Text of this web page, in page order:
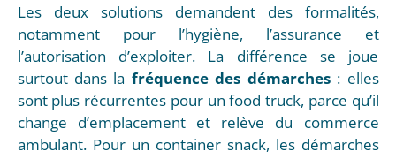
Les deux solutions demandent des formalités,
notamment pour l’hygiène, l’assurance et
l’autorisation d’exploiter. La différence se joue
surtout dans la fréquence des démarches: elles
sont plus récurrentes pour un food truck, parce qu’il
change d’emplacement et relève du commerce
ambulant. Pour un container snack, les démarches